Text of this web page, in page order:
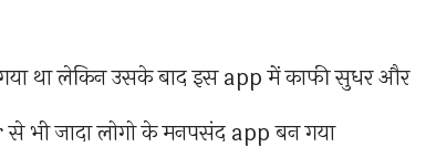
था लेकिन उसके बाद इस app में काफी सुधर और
भी जादा लोगो के मनपसंद app बन गया